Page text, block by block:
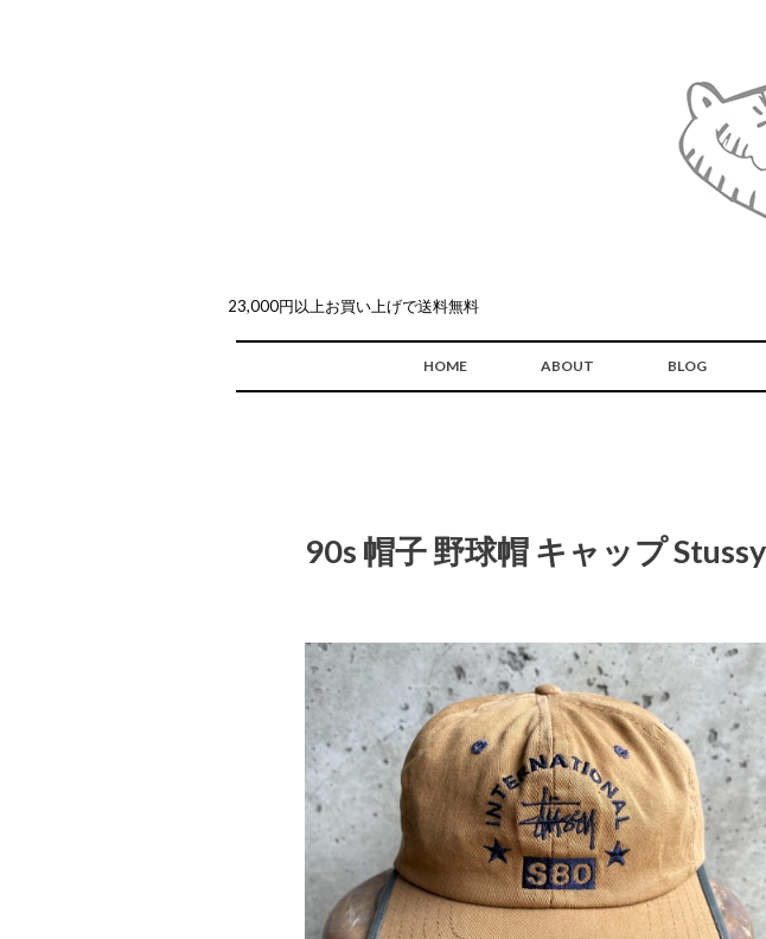
23,000円以上お買い上げで送料無料
HOME ABOUT BLOG
90s 帽子 野球帽 キャップ